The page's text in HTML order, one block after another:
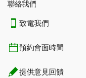
聯絡我們
致電我們
預約會面時間
提供意見回饋